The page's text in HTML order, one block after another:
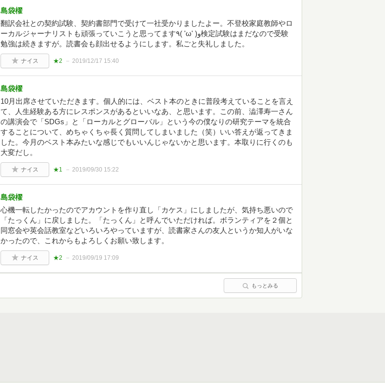
島袋櫂
翻訳会社との契約試験、契約書部門で受けて一社受かりましたよー。不登校家庭教師やロ
ーカルジャーナリストも頑張っていこうと思ってます٩( 'ω' )و検定試験はまだなので受験
勉強は続きますが。読書会も顔出せるようにします。私ごと失礼しました。
ナイス ★2 2019/12/17 15:40
島袋櫂
10月出席させていただきます。個人的には、ベスト本のときに普段考えていることを言え
て、人生経験ある方にレスポンスがあるといいなあ、と思います。この前、澁澤寿一さん
の講演会で「SDGs」と「ローカルとグローバル」という今の僕なりの研究テーマを統合
することについて、めちゃくちゃ長く質問してしまいました（笑）いい答えが返ってきま
した。今月のベスト本みたいな感じでもいいんじゃないかと思います。本取りに行くのも
大変だし。
ナイス ★1 2019/09/30 15:22
島袋櫂
心機一転したかったのでアカウントを作り直し「カケス」にしましたが、気持ち悪いので
「たっくん」に戻しました。「たっくん」と呼んでいただければ。ボランティアを２個と
同窓会や英会話教室などいろいろやっていますが、読書家さんの友人というか知人がいな
かったので、これからもよろしくお願い致します。
ナイス ★2 2019/09/19 17:09
もっとみる